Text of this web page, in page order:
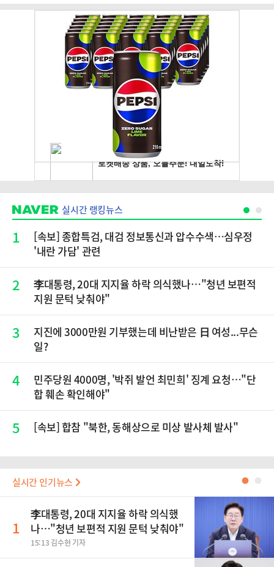
실시간 랭킹뉴스
1
[속보] 종합특검, 대검 정보통신과 압수수색…심우정
'내란 가담' 관련
2
李대통령, 20대 지지율 하락 의식했나…"청년 보편적
지원 문턱 낮춰야"
3
지진에 3000만원 기부했는데 비난받은 日 여성...무슨
일?
4
민주당원 4000명, '박쥐 발언 최민희' 징계 요청…"단
합 훼손 확인해야"
5 [속보] 합참 "북한, 동해상으로 미상 발사체 발사"
실시간 인기뉴스 ●
1
李대통령, 20대 지지율 하락 의식했
나…"청년 보편적 지원 문턱 낮춰야"
15:13 김수현 기자